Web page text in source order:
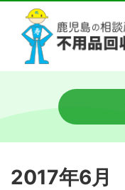
2017年6月